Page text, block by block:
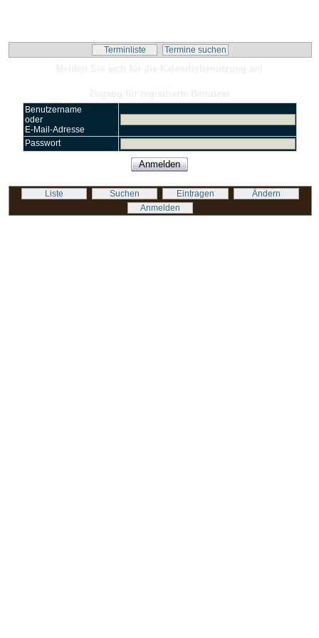
Terminliste Termine suchen
Benutzername
oder
E-Mail-Adresse
Passwort
Liste Suchen Eintragen
Ändern
Anmelden